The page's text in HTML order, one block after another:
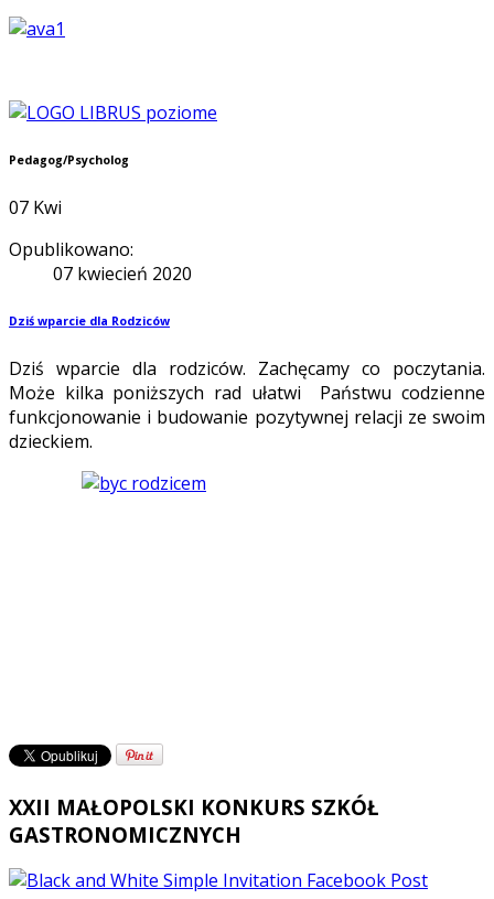
Pedagog/Psycholog
07 Kwi
Opublikowano:
07 kwiecień 2020
Dziś wparcie dla Rodziców
Dziś wparcie dla rodziców. Zachęcamy co poczytania.
Może kilka poniższych rad ułatwi Państwu codzienne
funkcjonowanie i budowanie pozytywnej relacji ze swoim
dzieckiem.
XXII MAŁOPOLSKI KONKURS SZKÓŁ
GASTRONOMICZNYCH